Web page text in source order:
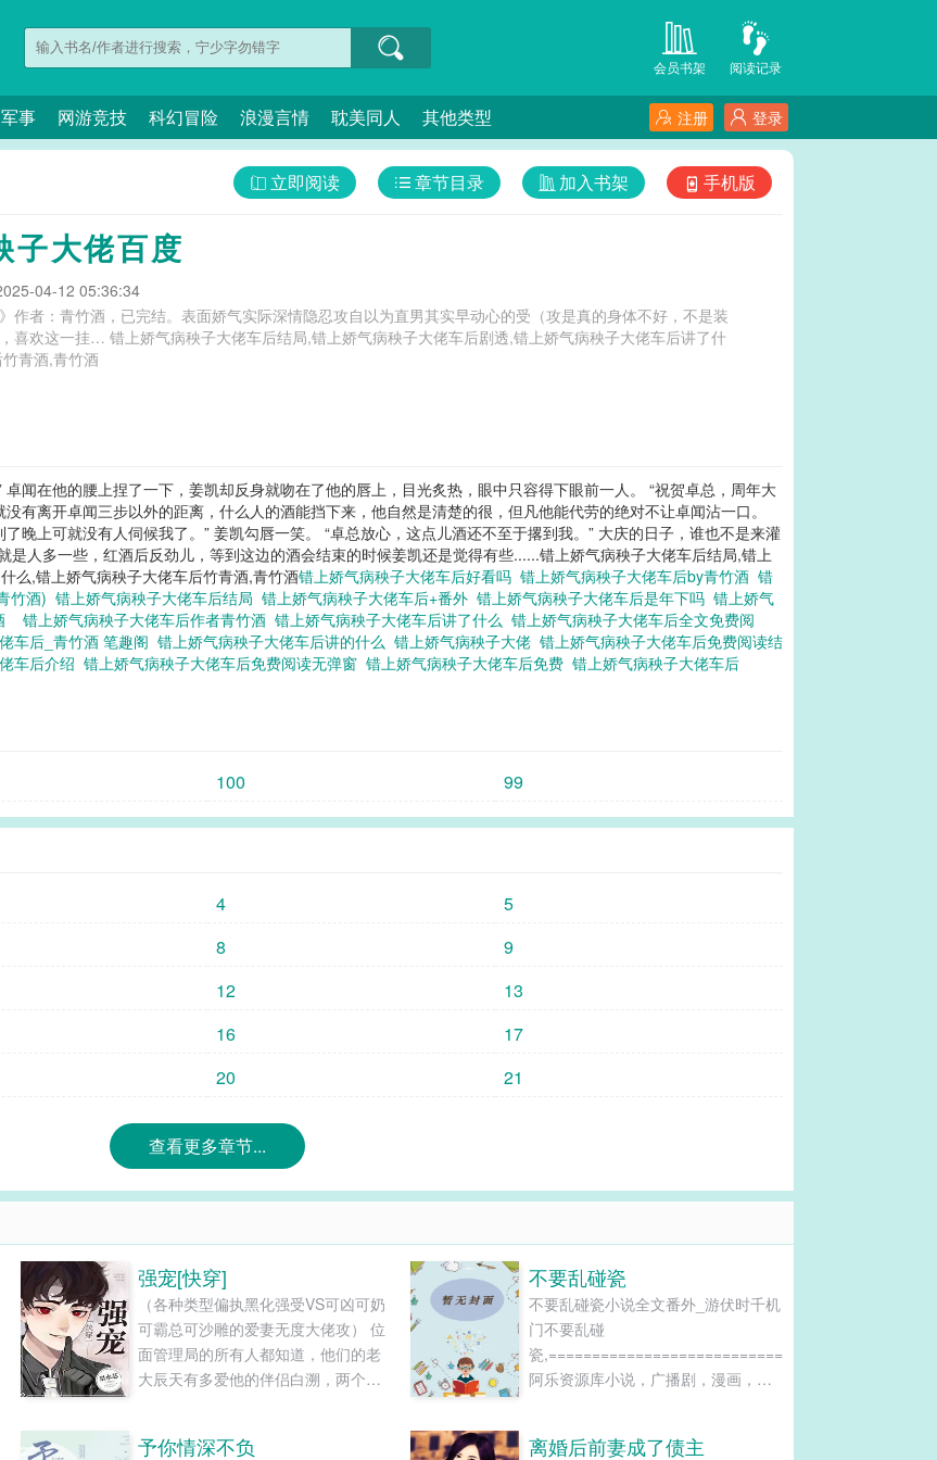
阅读记录
会员书架
事 网游竞技 科幻冒险 浪漫言情 耽美同人 其他类型 登录
注册
手机版
加入书架
章节目录
立即阅读
子大佬百度
04-12 05:36:34
作者：青竹酒，已完结。表面娇气实际深情隐忍攻自以为直男其实早动心的受（攻是真的身体不好，不是装
大佬车后剧透,错上娇气病秧子大佬车后讲了什
青酒,青竹酒
闻在他的腰上捏了一下，姜凯却反身就吻在了他的唇上，目光炙热，眼中只容得下眼前一人。 “祝贺卓总，周年大
有离开卓闻三步以外的距离，什么人的酒能挡下来，他自然是清楚的很，但凡他能代劳的绝对不让卓闻沾一口。
晚上可就没有人伺候我了。” 姜凯勾唇一笑。 “卓总放心，这点儿酒还不至于撂到我。” 大庆的日子，谁也不是来灌
人多一些，红酒后反劲儿，等到这边的酒会结束的时候姜凯还是觉得有些......错上娇气病秧子大佬车后结局,错上
么,错上娇气病秧子大佬车后竹青酒,青竹酒错上娇气病秧子大佬车后好看吗 错上娇气病秧子大佬车后by青竹酒 错
竹酒) 错上娇气病秧子大佬车后结局 错上娇气病秧子大佬车后+番外 错上娇气病秧子大佬车后是年下吗 错上娇气
错上娇气病秧子大佬车后作者青竹酒 错上娇气病秧子大佬车后讲了什么 错上娇气病秧子大佬车后全文免费阅
车后_青竹酒 笔趣阁 错上娇气病秧子大佬车后讲的什么 错上娇气病秧子大佬 错上娇气病秧子大佬车后免费阅读结
车后介绍 错上娇气病秧子大佬车后免费阅读无弹窗 错上娇气病秧子大佬车后免费 错上娇气病秧子大佬车后
100 99
4
5
8
9
12
13
16
17
20 21
查看更多章节...
强宠[快穿]
（各种类型偏执黑化强受VS可凶可奶
可霸总可沙雕的爱妻无度大佬攻） 位
面管理局的所有人都知道，他们的老
大辰天有多爱他的伴侣白溯，两个人
白溯为了救人被污秽侵染，只能坠入
不要乱碰瓷
不要乱碰瓷小说全文番外_游伏时千机
门不要乱碰
瓷
阿乐资源库小说，广播剧，漫画，影
予你情深不负 离婚后前妻成了债主